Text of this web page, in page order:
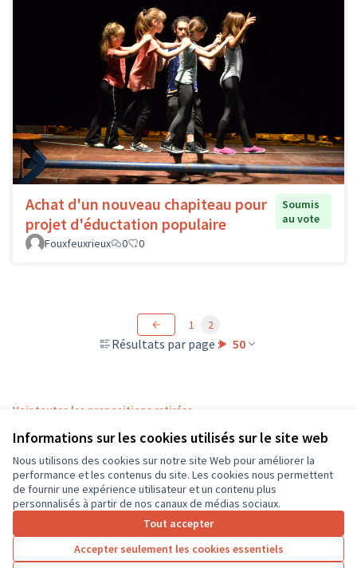
Informations sur les cookies utilisés sur le site web
Nous utilisons des cookies sur notre site Web pour améliorer la
performance et les contenus du site. Les cookies nous permettent
de fournir une expérience utilisateur et un contenu plus
personnalisés à partir de nos canaux de médias sociaux.
Tout accepter
Accepter seulement les cookies essentiels
Achat d'un nouveau chapiteau pour
projet d'éductation populaire
Soumis
au vote
Fouxfeuxrieux
0 0
Résultats par page : 50
1 2
Voir toutes les propositions retirées
Conditions d'utilisation
Paramètres des cookies
CD37 sur X
(Lien externe)
CD37 sur Facebook
CD37 sur Instagram
CD37 sur YouTube
(Lien externe)